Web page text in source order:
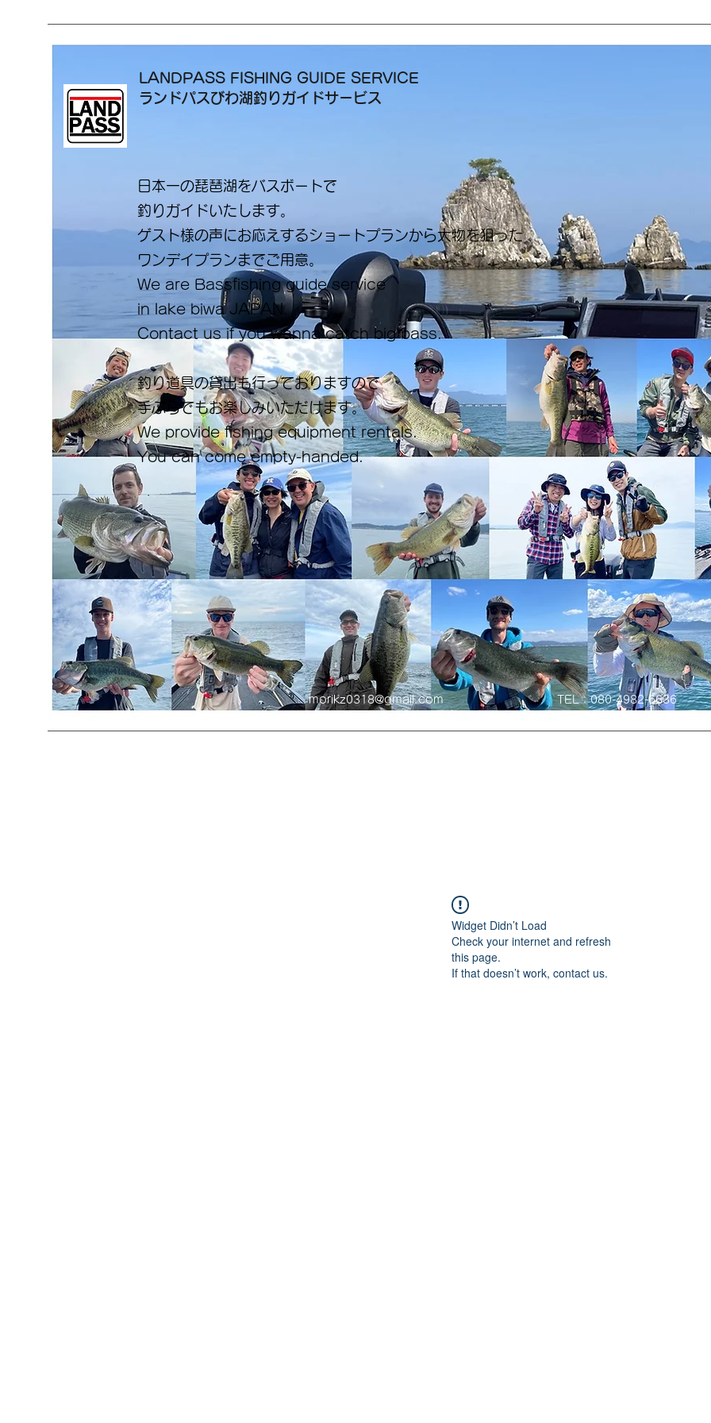
LANDPASS FISHING GUIDE SERVICE
ランドパスびわ湖釣りガイドサービス
日本一の琵琶湖をバスボートで
釣りガイドいたします。
​ゲスト様の声にお応えするショートプランから大物を狙った
ワンデイプランまでご用意。
​We are Bassfishing guide service
in lake biwa ​JAPAN.
Contact us if you wanna catch big bass.
釣り道具の貸出も行っておりますので
手ぶらでもお楽しみいただけます。
We provide fishing equipment rentals.
You can come empty-handed.
morikz0318@gmail.com TEL：080-4982-6636
Widget Didn’t Load
Check your internet and refresh
this page.
If that doesn’t work, contact us.